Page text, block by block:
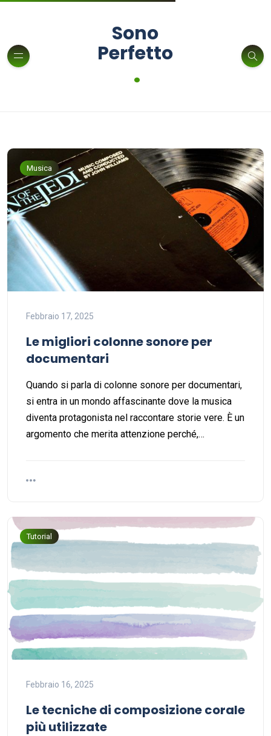
Sono
Perfetto
.
Musica
Febbraio 17, 2025
Le migliori colonne sonore per
documentari
Quando si parla di colonne sonore per documentari,
si entra in un mondo affascinante dove la musica
diventa protagonista nel raccontare storie vere. È un
argomento che merita attenzione perché,…
Tutorial
Febbraio 16, 2025
Le tecniche di composizione corale
più utilizzate